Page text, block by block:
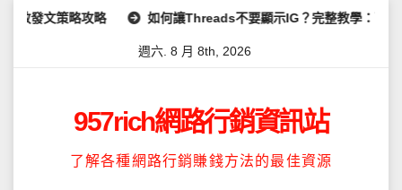
Skip文策略攻略 如何讓Threads不要顯示IG？完整教學：高效管
週六. 8 月 8th, 2026
957rich網路行銷資訊站
了解各種網路行銷賺錢方法的最佳資源